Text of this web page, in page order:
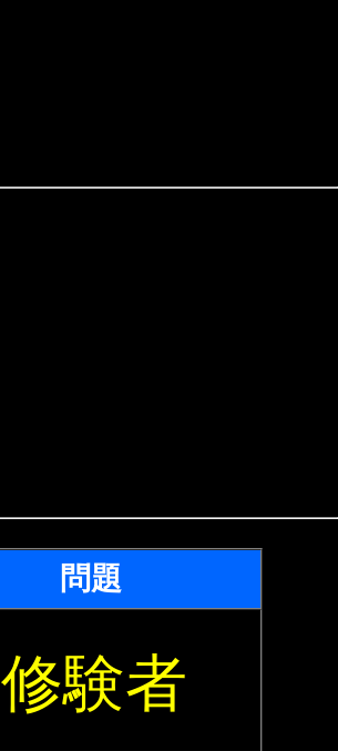
問題
修験者